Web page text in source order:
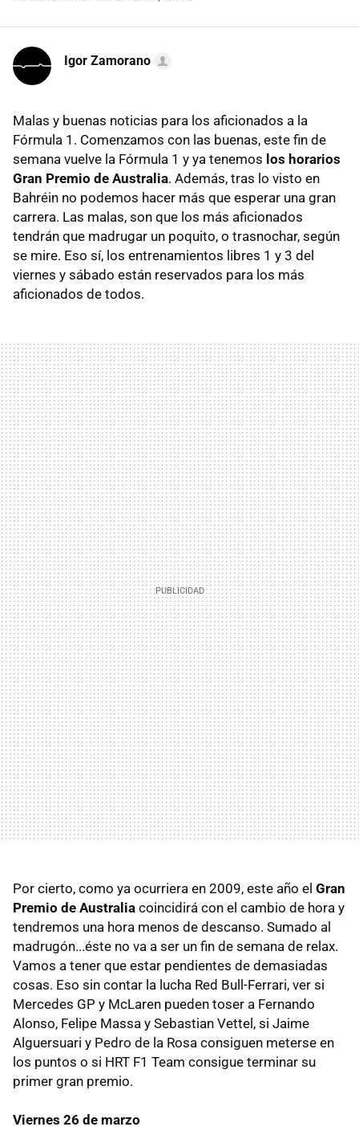
Igor Zamorano
Malas y buenas noticias para los aficionados a la
Fórmula 1. Comenzamos con las buenas, este fin de
semana vuelve la Fórmula 1 y ya tenemos los horarios
Gran Premio de Australia. Además, tras lo visto en
Bahréin no podemos hacer más que esperar una gran
carrera. Las malas, son que los más aficionados
tendrán que madrugar un poquito, o trasnochar, según
se mire. Eso sí, los entrenamientos libres 1 y 3 del
viernes y sábado están reservados para los más
aficionados de todos.
Por cierto, como ya ocurriera en 2009, este año el Gran
Premio de Australia coincidirá con el cambio de hora y
tendremos una hora menos de descanso. Sumado al
madrugón...éste no va a ser un fin de semana de relax.
Vamos a tener que estar pendientes de demasiadas
cosas. Eso sin contar la lucha Red Bull-Ferrari, ver si
Mercedes GP y McLaren pueden toser a Fernando
Alonso, Felipe Massa y Sebastian Vettel, si Jaime
Alguersuari y Pedro de la Rosa consiguen meterse en
los puntos o si HRT F1 Team consigue terminar su
primer gran premio.
Viernes 26 de marzo